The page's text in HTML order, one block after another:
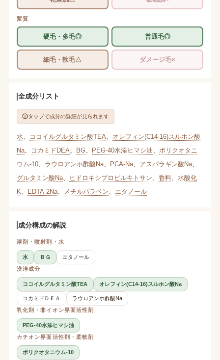
髪質
硬毛・多毛◎ 普通毛◎
細毛・軟毛△ ダメージ毛×
全成分リスト
タップで成分の詳細が見られます
水 ココイルグルタミン酸TEA
オレフィン(C14-16)スルホン酸
Na、 コカミドDEA BG、 PEG-40水添ヒマシ油
ポリクオタニ
ウム-10、 ラウロアンホ酢酸Na、 PCA-Na、 アスパラギン酸Na、
グルタミン酸Na、 ヒドロキシプロピルキトサン 香料、 水酸化
K
EDTA-2Na、 メチルパラベン エタノール
成分構成の解説
溶剤・噴射剤・水
水 ＢＧ
エタノール
洗浄成分
ココイルグルタミン酸TEA オレフィン(C14-16)スルホン酸Na
コカミドＤＥＡ
ラウロアンホ酢酸Na
乳化剤・非イオン界面活性剤
PEG-40水添ヒマシ油
カチオン界面活性剤・柔軟剤
ポリクオタニウム-10